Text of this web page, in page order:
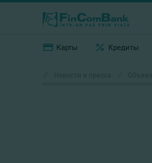
Карты Кредиты